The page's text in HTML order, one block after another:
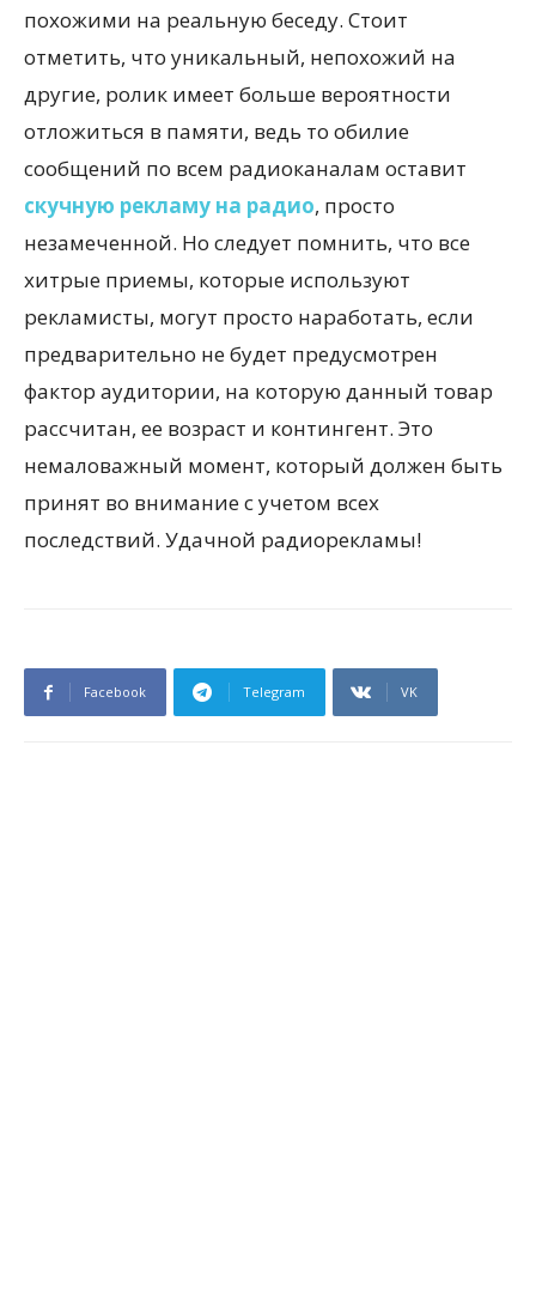
похожими на реальную беседу. Стоит
отметить, что уникальный, непохожий на
другие, ролик имеет больше вероятности
отложиться в памяти, ведь то обилие
сообщений по всем радиоканалам оставит
скучную рекламу на радио, просто
незамеченной. Но следует помнить, что все
хитрые приемы, которые используют
рекламисты, могут просто наработать, если
предварительно не будет предусмотрен
фактор аудитории, на которую данный товар
рассчитан, ее возраст и контингент. Это
немаловажный момент, который должен быть
принят во внимание с учетом всех
последствий. Удачной радиорекламы!
Facebook Telegram VK